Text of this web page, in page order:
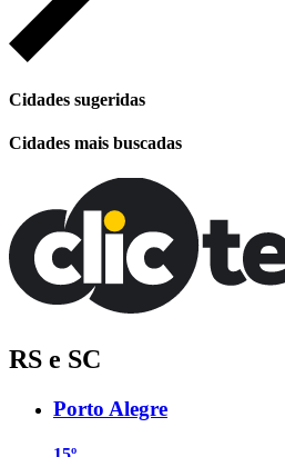
Cidades sugeridas
Cidades mais buscadas
RS e SC
Porto Alegre